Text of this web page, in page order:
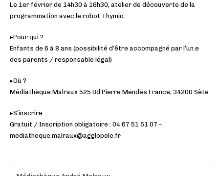
Le 1er février de 14h30 à 16h30, atelier de découverte de la
programmation avec le robot Thymio.
▸Pour qui ?
Enfants de 6 à 8 ans (possibilité d’être accompagné par l’un.e
des parents / responsable légal)
▸Où ?
Médiathèque Malraux 525 Bd Pierre Mendès France, 34200 Sète
▸S’inscrire
Gratuit / Inscription obligatoire : 04 67 51 51 07 –
mediatheque.malraux@agglopole.fr